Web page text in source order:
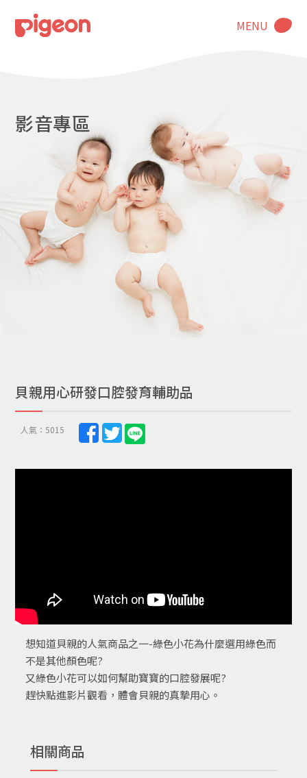
MENU
影音專區
貝親用心研發口腔發育輔助品
人氣：5015
想知道貝親的人氣商品之一-綠色小花為什麼選用綠色而
不是其他顏色呢?
又綠色小花可以如何幫助寶寶的口腔發展呢?
趕快點進影片觀看，體會貝親的真摯用心。
相關商品